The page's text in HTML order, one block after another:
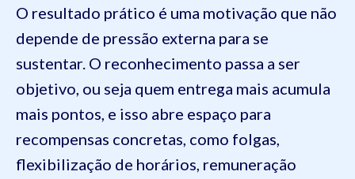
O resultado prático é uma motivação que não
depende de pressão externa para se
sustentar. O reconhecimento passa a ser
objetivo, ou seja quem entrega mais acumula
mais pontos, e isso abre espaço para
recompensas concretas, como folgas,
flexibilização de horários, remuneração